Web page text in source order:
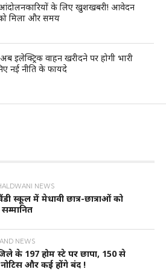
आंदोलनकारियों के लिए खुशखबरी! आवेदन
मिला और समय
इलेक्ट्रिक वाहन खरीदने पर होगी भारी
नई नीति के फायदे
NEWS
स्कूल में मेधावी छात्र-छात्राओं को
NEWS
के 197 होम स्टे पर छापा, 150 से
नोटिस और कई होंगे बंद !